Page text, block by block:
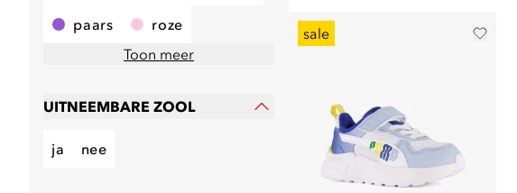
paars
roze
Toon meer
UITNEEMBARE ZOOL
ja nee
sale